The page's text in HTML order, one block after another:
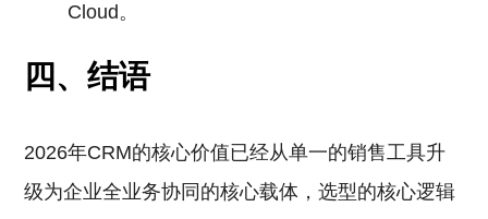
Cloud。
四、结语
2026年CRM的核心价值已经从单一的销售工具升
级为企业全业务协同的核心载体，选型的核心逻辑